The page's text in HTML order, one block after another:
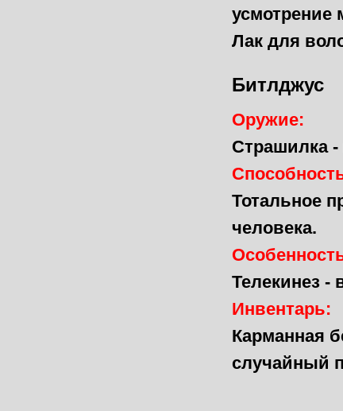
усмотрение
Лак для
Битлджус
Оружие:
Страшилка -
Тотальное
человека.
Телекинез
Инвентарь:
Карманная
случайный